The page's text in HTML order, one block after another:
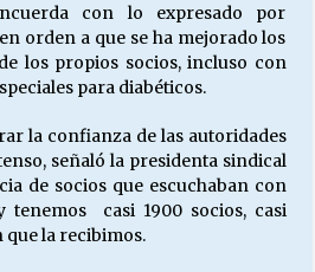
con lo expresado por
orden a que se ha mejorado los
los propios socios, incluso con
para diabéticos.
la confianza de las autoridades
señaló la presidenta sindical
de socios que escuchaban con
tenemos casi 1900 socios, casi
la recibimos.